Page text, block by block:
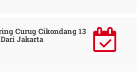
Curug Cikondang 13
Jakarta